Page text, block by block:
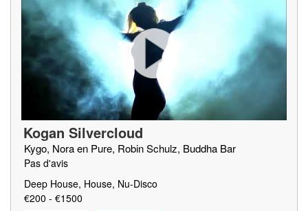
Kogan Silvercloud
Kygo, Nora en Pure, Robin Schulz, Buddha Bar
Pas d'avis
Deep House, House, Nu-Disco
€200 - €1500